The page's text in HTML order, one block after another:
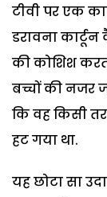
टीवी पर एक
डरावना
की कोशिश
बच्चों की नजर
कि वह किसी
हट गया था.
यह छोटा सा